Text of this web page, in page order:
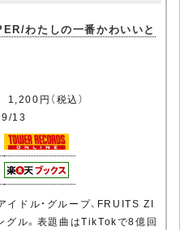
わたしの一番かわいいと
円（税込）
13
ドル・グループ、FRUITS ZI
グル。表題曲はTikTokで8億回